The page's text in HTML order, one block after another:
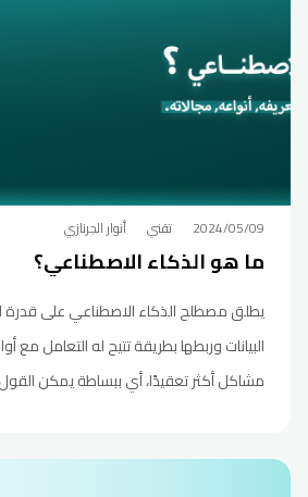
2024/05/09 تقني أنوار الجرنازي
ما هو الذكاء الاصطناعي؟
يطلق مصطلح الذكاء الاصطناعي على قدرة
البيانات وربطها بطريقة تتيح له التعامل مع
مشاكل أكثر تعقيدًا، أي ببساطة يمكن